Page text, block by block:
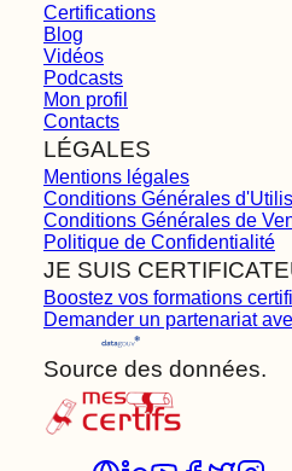
Certifications
Blog
Vidéos
Podcasts
Mon profil
Contacts
LÉGALES
Mentions légales
Conditions Générales
Conditions Générales de
Politique de Confidentialité
JE SUIS
Boostez vos formations
Demander un partenariat
Source des données.